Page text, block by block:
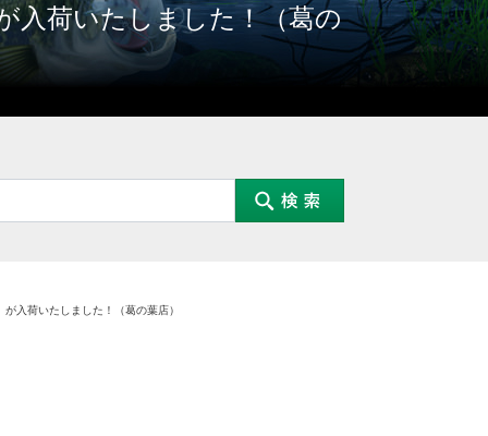
荷いたしました！（葛の
荷いたしました！（葛の葉店）